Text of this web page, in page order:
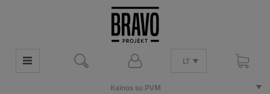
LT
Kainos su PVM